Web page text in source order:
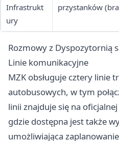
Infrastrukt
ury
przystanków
Rozmowy z Dyspozytornią
Linie komunikacyjne
MZK obsługuje cztery linie
autobusowych, w tym
linii znajduje się na
gdzie dostępna jest także
umożliwiająca